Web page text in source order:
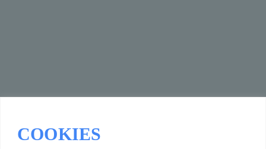
COOKIES